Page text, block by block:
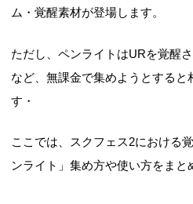
ム・覚醒素材が登場します。
ただし、ペンライトはURを覚醒
など、無課金で集めようとすると
す・
ここでは、スクフェス2における
ンライト」集め方や使い方をまと